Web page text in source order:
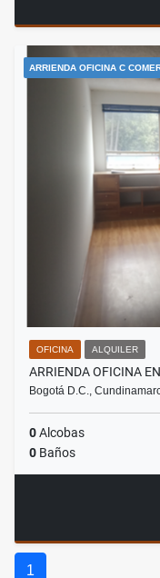
ARRIENDA OFICINA C
OFICINA ALQUILER
ARRIENDA OFICINA
Bogotá D.C.,
0Alcobas
0 Baños
1